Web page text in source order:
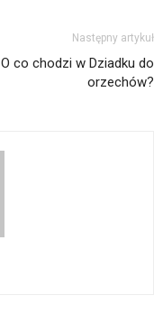
Następny artykuł
O co chodzi w Dziadku do
orzechów?